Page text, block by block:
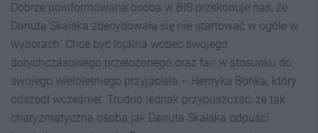
Dobrze poinformowana osoba w BIS przekonuje nas, że
Danuta Skalska zdecydowała się nie startować w ogóle w
wyborach. Chce być lojalna wobec swojego
dotychczasowego przełożonego oraz fair w stosunku do
swojego wieloletniego przyjaciela – Henryka Bonka, który
odszedł wcześniej. Trudno jednak przypuszczać, że tak
charyzmatyczna osoba jak Danuta Skalska odpuści